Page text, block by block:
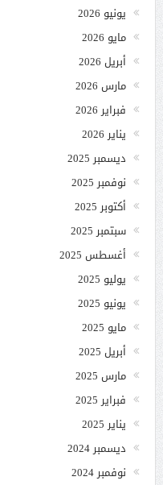
يونيو 2026
مايو 2026
أبريل 2026
مارس 2026
فبراير 2026
يناير 2026
ديسمبر 2025
نوفمبر 2025
أكتوبر 2025
سبتمبر 2025
أغسطس 2025
يوليو 2025
يونيو 2025
مايو 2025
أبريل 2025
مارس 2025
فبراير 2025
يناير 2025
ديسمبر 2024
نوفمبر 2024